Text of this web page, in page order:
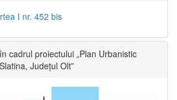
I nr. 452 bis
cadrul proiectului „Plan Urbanistic
Județul Olt”